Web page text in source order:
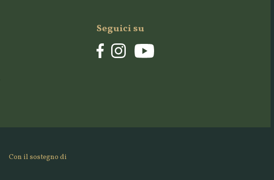
Seguici su
Con il sostegno di